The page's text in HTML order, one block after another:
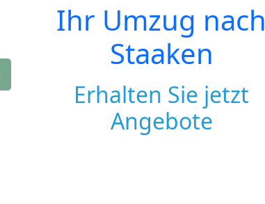
Ihr Umzug nach
Staaken
Erhalten Sie jetzt
Angebote